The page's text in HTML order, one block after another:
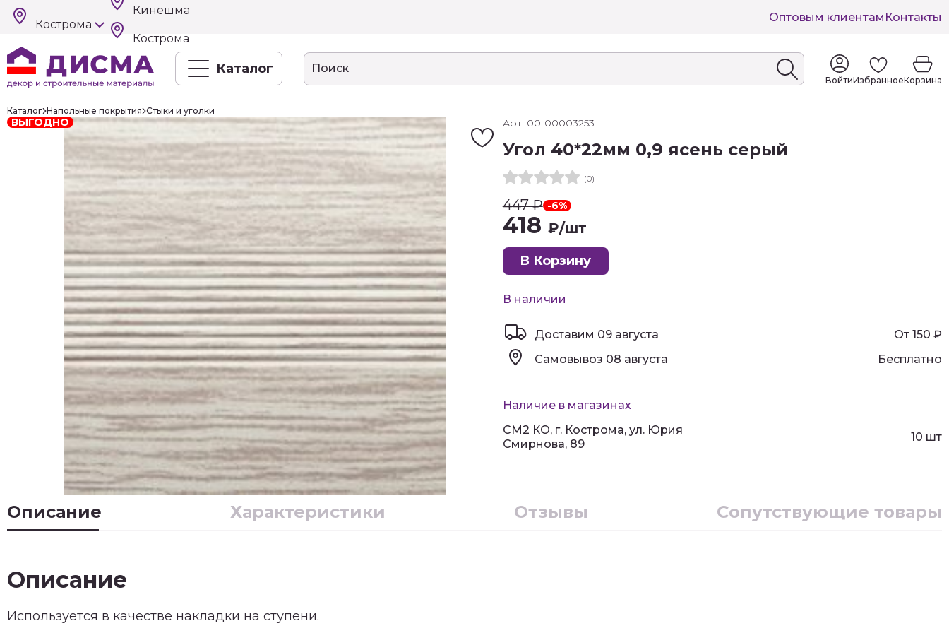
Кострома
Кинешма
Кострома
Оптовым клиентам Контакты
Каталог
ВойтиИзбранноеКорзина
Каталог Напольные покрытия Стыки и уголки
ВЫГОДНО Арт. 00-00003253
Угол 40*22мм 0,9 ясень серый
(0)
447₽ -6%
418 ₽/шт
В Корзину
В наличии
Доставим 09 августа От 150 ₽
Самовывоз 08 августа Бесплатно
Наличие в магазинах
СМ2 КО, г. Кострома, ул. Юрия
Смирнова, 89
10 шт
Описание Характеристики Отзывы Сопутствующие товары
Описание
Используется в качестве накладки на ступени.